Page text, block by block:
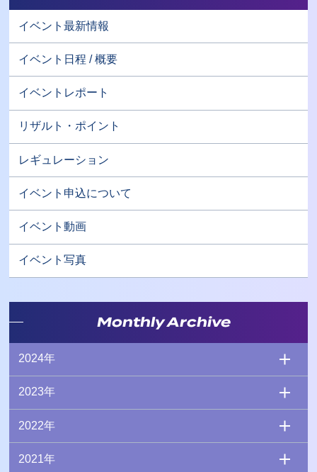
イベント最新情報
イベント日程 / 概要
イベントレポート
リザルト・ポイント
レギュレーション
イベント申込について
イベント動画
イベント写真
Monthly Archive
2024年
2023年
2022年
2021年